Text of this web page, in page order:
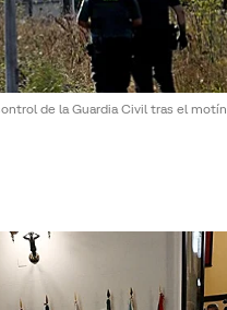
de la Guardia Civil tras el motín.